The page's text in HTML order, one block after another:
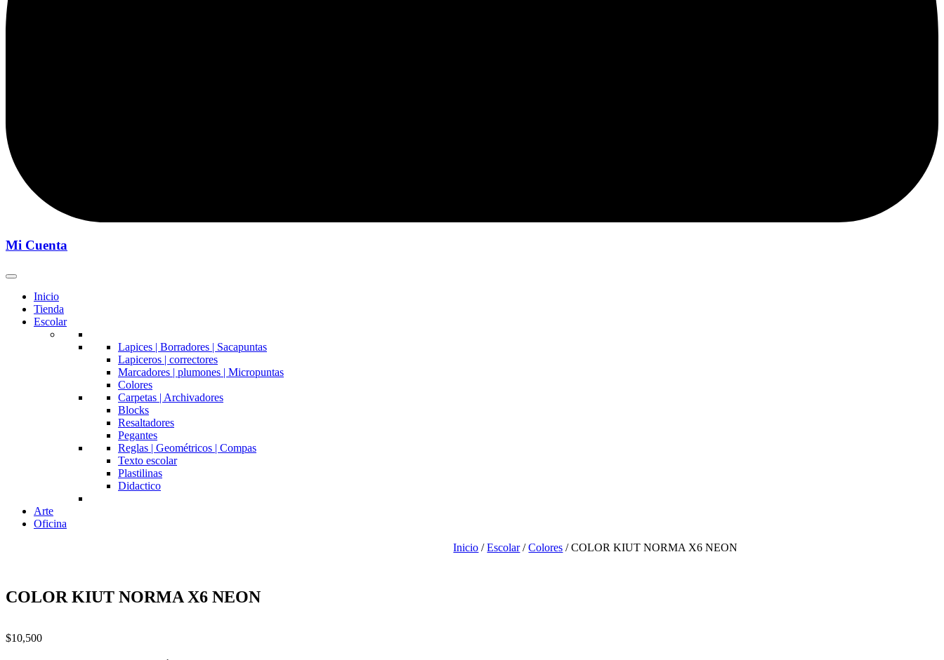
Mi Cuenta
Inicio
Tienda
Escolar
Lapices | Borradores | Sacapuntas
Lapiceros | correctores
Marcadores | plumones | Micropuntas
Colores
Carpetas | Archivadores
Blocks
Resaltadores
Pegantes
Reglas | Geométricos | Compas
Texto escolar
Plastilinas
Didactico
Arte
Oficina
Inicio /Escolar/Colores / COLOR KIUT NORMA X6 NEON
COLOR KIUT NORMA X6 NEON
$10,500